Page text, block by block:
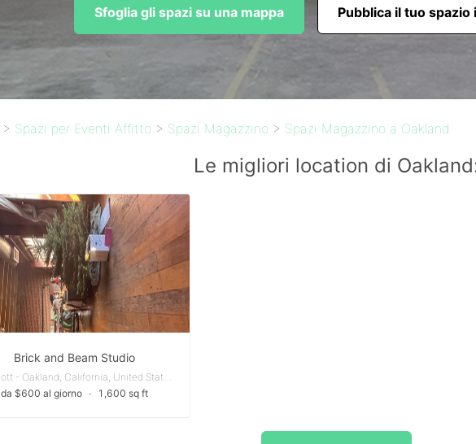
Sfoglia gli spazi su una mappa Pubblica il tuo spazio
> Spazi per Eventi Affitto > Spazi Magazzino > Spazi Magazzino a Oakland
Le migliori location di
Brick and Beam Studio
Prescott - Oakland, California, United States
da $600 al giorno ∙ 1,600 sq ft